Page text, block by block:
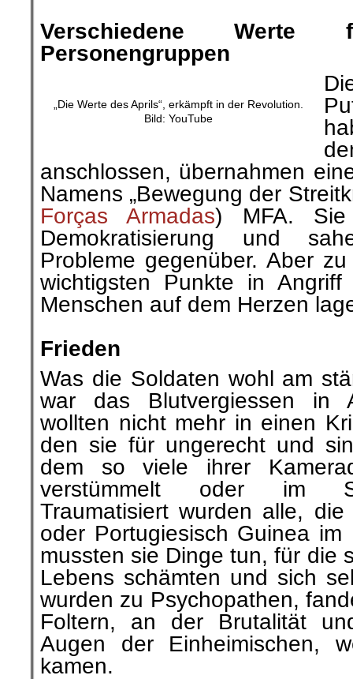
Verschiedene Werte
Personengruppen
„Die Werte des Aprils“, erkämpft in der Revolution.
Bild: YouTube
anschlossen, übernahmen
Namens „Bewegung der
Forças Armadas) MFA.
Demokratisierung und
Probleme gegenüber. Aber
wichtigsten Punkte in
Menschen auf dem Herzen
Frieden
Was die Soldaten wohl am
war das Blutvergiessen in
wollten nicht mehr in einen
den sie für ungerecht und
dem so viele ihrer
verstümmelt oder im
Traumatisiert wurden alle,
oder Portugiesisch Guinea
mussten sie Dinge tun, für die
Lebens schämten und sich
wurden zu Psychopathen,
Foltern, an der Brutalität
Augen der Einheimischen,
kamen.